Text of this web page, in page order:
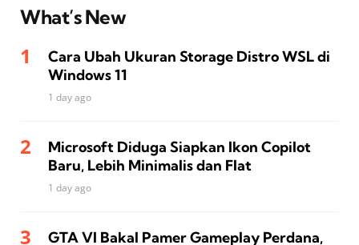
What’s New
Cara Ubah Ukuran Storage Distro WSL di
Windows 11
1 day ago
Microsoft Diduga Siapkan Ikon Copilot
Baru, Lebih Minimalis dan Flat
1 day ago
GTA VI Bakal Pamer Gameplay Perdana,